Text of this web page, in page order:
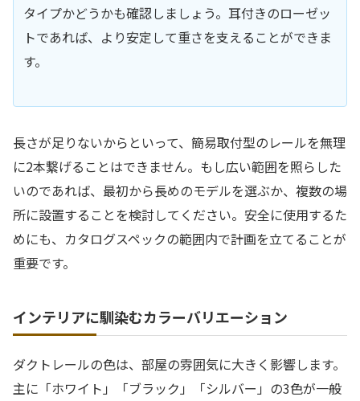
タイプかどうかも確認しましょう。耳付きのローゼッ
トであれば、より安定して重さを支えることができま
す。
長さが足りないからといって、簡易取付型のレールを無理
に2本繋げることはできません。もし広い範囲を照らした
いのであれば、最初から長めのモデルを選ぶか、複数の場
所に設置することを検討してください。安全に使用するた
めにも、カタログスペックの範囲内で計画を立てることが
重要です。
インテリアに馴染むカラーバリエーション
ダクトレールの色は、部屋の雰囲気に大きく影響します。
主に「ホワイト」「ブラック」「シルバー」の3色が一般